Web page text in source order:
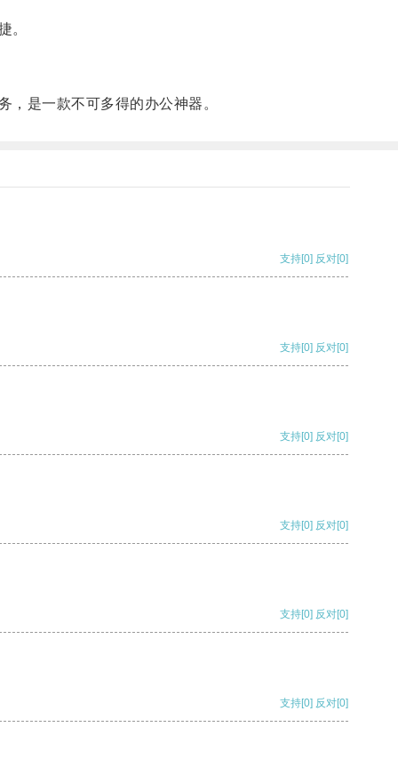
。
是一款不可多得的办公神器。
支持[0] 反对[0]
支持[0] 反对[0]
支持[0] 反对[0]
支持[0] 反对[0]
支持[0] 反对[0]
支持[0] 反对[0]